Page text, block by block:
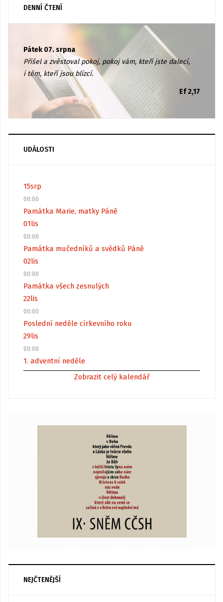
DENNÍ ČTENÍ
Pátek 07. srpna
Přišel a zvěstoval pokoj, pokoj vám, kteří jste dalecí,
i těm, kteří jsou blízcí.
Ef 2,17
UDÁLOSTI
15srp
00:00
Památka Marie, matky Páně
01lis
00:00
Památka mučedníků a svědků Páně
02lis
00:00
Památka všech zesnulých
22lis
00:00
Poslední neděle církevního roku
29lis
00:00
1. adventní neděle
Zobrazit celý kalendář
NEJČTENĚJŠÍ